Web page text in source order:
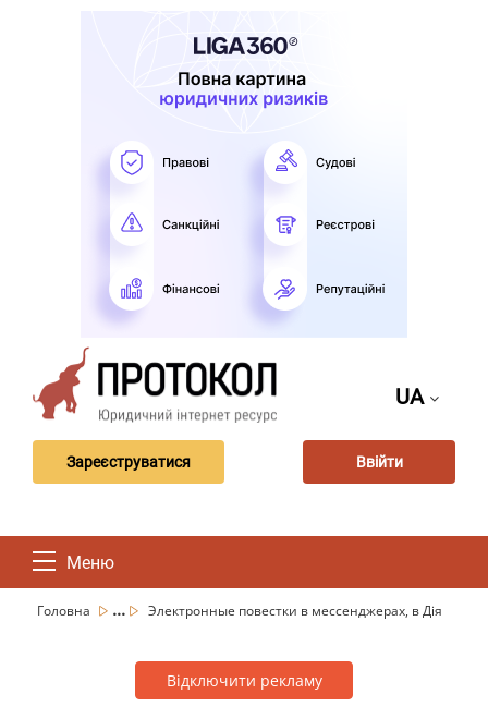
UA
Зареєструватися Ввійти
Меню
Головна ... Электронные повестки в мессенджерах, в Дія
Відключити рекламу